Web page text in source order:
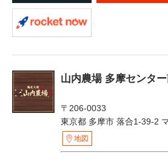
山内農場 多摩センタ
〒206-0033
東京都 多摩市 落合1-39-2
地図